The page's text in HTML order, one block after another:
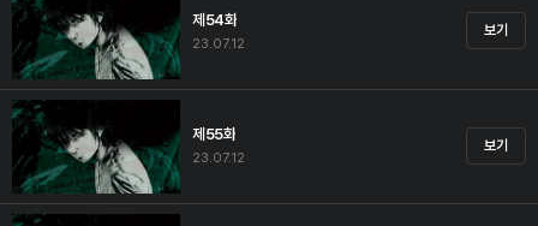
제54화
23.07.12
보기
제55화
23.07.12
보기